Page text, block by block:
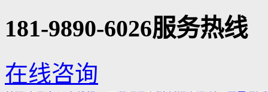
181-9890-6026服务热线
在线咨询